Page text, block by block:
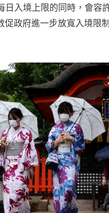
日入境上限的同時，會容
促政府進一步放寬入境限